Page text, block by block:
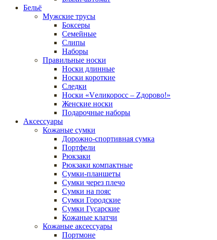
Бельё
Мужские трусы
Боксеры
Семейные
Слипы
Наборы
Правильные носки
Носки длинные
Носки короткие
Следки
Носки «Vеликоросс – Zдорово!»
Женские носки
Подарочные наборы
Аксессуары
Кожаные сумки
Дорожно-спортивная сумка
Портфели
Рюкзаки
Рюкзаки компактные
Сумки-планшеты
Сумки через плечо
Сумки на пояс
Сумки Городские
Сумки Гусарские
Кожаные клатчи
Кожаные аксессуары
Портмоне